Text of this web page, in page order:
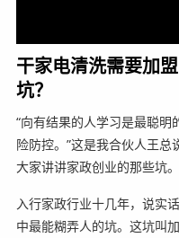
干家电清洗需要加
坑？
“向有结果的人学习是最聪明
险防控。”这是我合伙人王
大家讲讲家政创业的那些坑。
入行家政行业十几年，说实
中最能糊弄人的坑。这坑叫